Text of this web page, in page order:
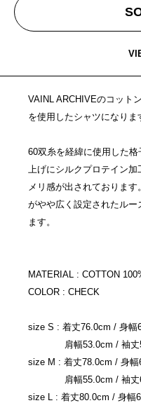
VAINL ARCHIVEのコット
を使用したシャツになりま
60双糸を経緯に使用した
上げにシルクプロテイン
メリ感が出されておりま
がやや広く設定されたルー
ます。
MATERIAL : COTTON
COLOR : CHECK
size S : 着丈76.0cm / 身幅
肩幅53.0cm / 袖丈
size M : 着丈78.0cm / 身
肩幅55.0cm / 袖丈
size L : 着丈80.0cm / 身幅